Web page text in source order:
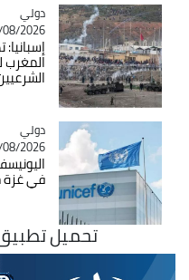
Catégorie
دولي
08/2026 - 17:14
إسبانيا:
المغرب
الشرعيين
Catégorie
دولي
08/2026 - 08:52
في غزة
تحميل تطبيق